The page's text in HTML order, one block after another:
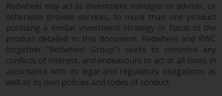
herausgegeben wurden, gelesen
und anerkannt haben und damit
einverstanden sind. Diese
Website kann Werbung
enthalten.
Redwheel may act as investment manager or adviser, or
otherwise provide services, to more than one product
pursuing a similar investment strategy or focus to the
product detailed in this document. Redwheel and RWC
(together “Redwheel Group”) seeks to minimise any
conflicts of interest, and endeavours to act at all times in
accordance with its legal and regulatory obligations as
well as its own policies and codes of conduct.